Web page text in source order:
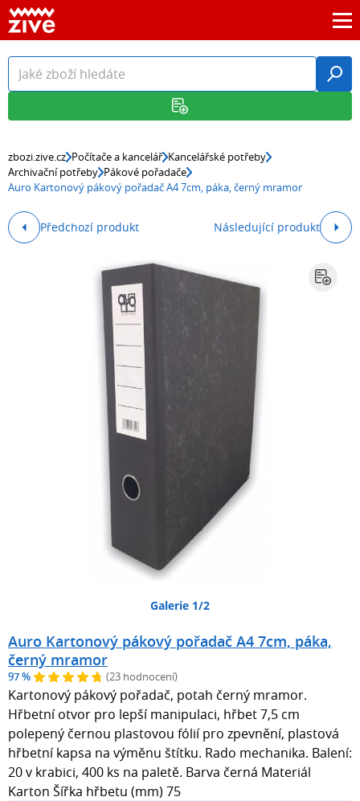
zbozi.zive.cz Počítače a kancelář Kancelářské potřeby
Archivační potřeby Pákové pořadače
Auro Kartonový pákový pořadač A4 7cm, páka, černý mramor
Předchozí produkt Následující produkt
Galerie 1/2
Auro Kartonový pákový pořadač A4 7cm, páka,
černý mramor
97 % (23 hodnocení)
Kartonový pákový pořadač, potah černý mramor.
Hřbetní otvor pro lepší manipulaci, hřbet 7,5 cm
polepený černou plastovou fólií pro zpevnění, plastová
hřbetní kapsa na výměnu štítku. Rado mechanika. Balení:
20 v krabici, 400 ks na paletě. Barva černá Materiál
Karton Šířka hřbetu (mm) 75